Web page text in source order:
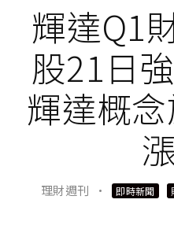
輝達Q1
股21日
輝達概
理財週刊 · 即時新聞